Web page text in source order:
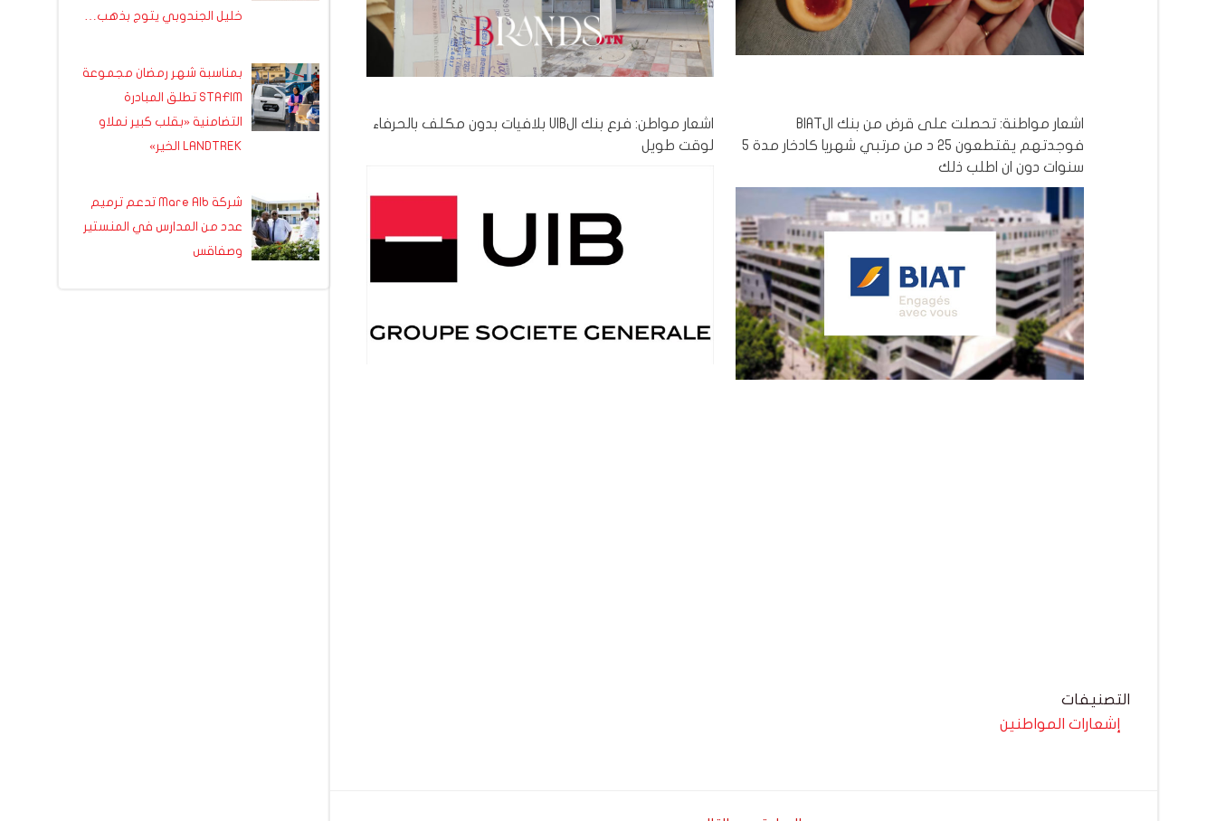
اشعار مواطنة: تحصلت على قرض من بنك الBIAT
فوجدتهم يقتطعون 25 د من مرتبي شهريا كادخار مدة 5
سنوات دون ان اطلب ذلك
اشعار مواطن: فرع بنك الUIB بلافيات بدون مكلف بالحرفاء
لوقت طويل
التصنيفات
إشعارات المواطنين
خليل الجندوبي يتوج بذهب…
بمناسبة شهر رمضان مجموعة
STAFIM تطلق المبادرة
التضامنية «بقلب كبير نملاو
LANDTREK الخير»
شركة Mare Alb تدعم ترميم
عدد من المدارس في المنستير
وصفاقس